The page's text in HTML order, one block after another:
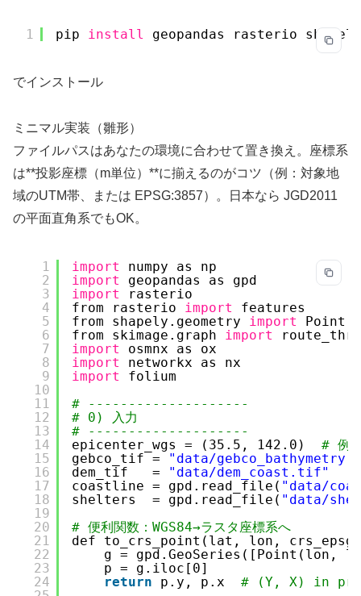
1 pip install geopandas rasterio
でインストール
ミニマル実装（雛形）
ファイルパスはあなたの環境に合わせて置き換え。座標系
は**投影座標（m単位）**に揃えるのがコツ（例：対象地
域のUTM帯、または EPSG:3857）。日本なら JGD2011
の平面直角系でもOK。
1
2
3
4
5
6
7
8
9
10
11
12
13
14
15
16
17
18
19
20
21
22
23
24
import
numpy as np
import
geopandas as gpd
import
rasterio
from rasterio
import
features
from shapely.geometry
import
Point
from skimage.graph
import
import
osmnx as ox
import
networkx as nx
import
folium
# --------------------
# 0) 入力
# --------------------
epicenter_wgs = (35.5, 142.0) # 例:
gebco_tif =
"data/
dem_tif   =
"data/dem_coast.tif"
coastline = gpd.read_file( "data/
shelters  = gpd.read_file( "data/
# 便利関数：WGS84→ラスタ座標系へ
def to_crs_point(lat, lon,
g = gpd.GeoSeries([Point(lon,
p = g.iloc[0]
return
p.y, p.x # (Y, X) in